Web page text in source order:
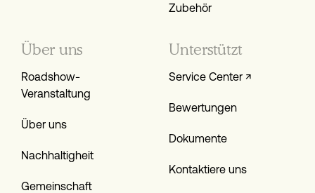
Zubehör
Über uns
Roadshow-
Veranstaltung
Über uns
Nachhaltigheit
Gemeinschaft
Unterstützt
Service Center ↗
Bewertungen
Dokumente
Kontaktiere uns